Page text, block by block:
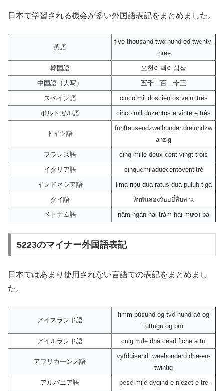
日本で学習される機会が多い外国語表記をまとめました。
英語
five thousand two hundred twenty-
three
韓国語
오천이백이십삼
中国語（大写）
五千二百二十三
スペイン語
cinco mil doscientos veintitrés
ポルトガル語
cinco mil duzentos e vinte e três
ドイツ語
fünftausendzweihundertdreiundzw
anzig
フランス語
cinq-mille-deux-cent-vingt-trois
イタリア語
cinquemiladuecentoventitré
インドネシア語
lima ribu dua ratus dua puluh tiga
タイ語
ห้าพันสองร้อยยี่สิบสาม
ベトナム語
năm ngàn hai trăm hai mươi ba
5223のマイナー外国語表記
日本ではあまり使用されない言語での表記をまとめまし
た。
アイスランド語
fimm þúsund og tvö hundrað og
tuttugu og þrír
アイルランド語
cúig míle dhá céad fiche a trí
アフリカーンス語
vyfduisend tweehonderd drie-en-
twintig
アルバニア語
pesë mijë dyqind e njëzet e tre